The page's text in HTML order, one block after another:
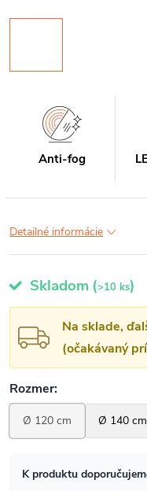
Anti-fog
Detailné informácie
Skladom (>10 ks)
Na sklade,
(očakávaný